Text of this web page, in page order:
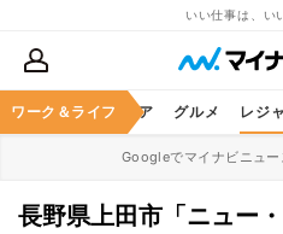
いい仕事は、い
ワーク＆ライフ
暮らし ヘルスケア グルメ レジ
Googleでマイナビニュ
長野県上田市「ニュー